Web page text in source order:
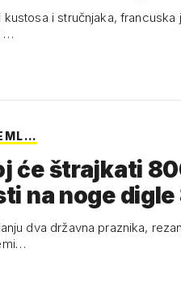
i stručnjaka,
…
će štrajkati
na noge
dva državna praznika,